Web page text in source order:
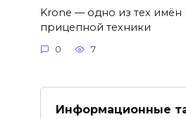
Krone — одно из тех имён
прицепной техники
0 7
Информационные